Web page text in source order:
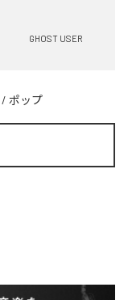
GHOST USER
/ ポップ